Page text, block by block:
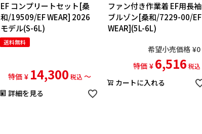
EF コンプリートセット[桑
和/19509/EF WEAR] 2026
モデル(S-6L)
送料無料
特価 ¥ 14,300 税込 〜
詳細を見る
ファン付き作業着 EF用長袖
ブルゾン[桑和/7229-00/EF
WEAR](5L-6L)
希望小売価格 ¥0
特価 ¥ 6,516 税込
カートに入れる